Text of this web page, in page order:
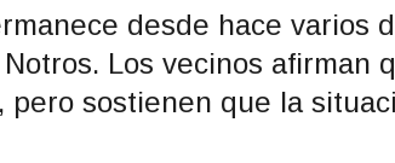
desde hace varios
Los vecinos afirman
pero sostienen que la